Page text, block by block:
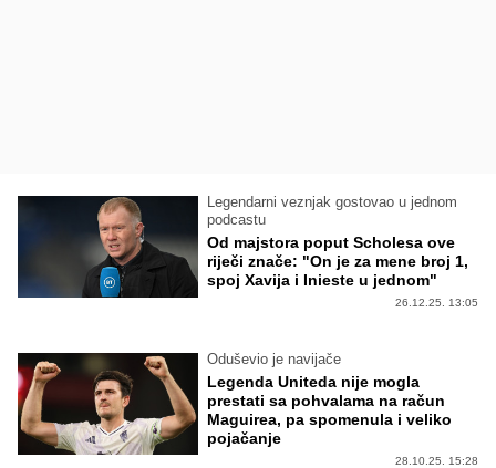
Legendarni veznjak gostovao u jednom
podcastu
Od majstora poput Scholesa ove
riječi znače: "On je za mene broj 1,
spoj Xavija i Inieste u jednom"
26.12.25. 13:05
Oduševio je navijače
Legenda Uniteda nije mogla
prestati sa pohvalama na račun
Maguirea, pa spomenula i veliko
pojačanje
28.10.25. 15:28